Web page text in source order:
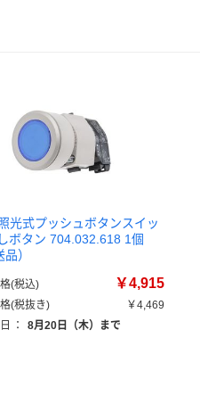
光式プッシュボタンスイッ
ボタン 704.032.618 1個
品）
(税込) ￥4,915
(税抜き)
￥4,469
： 8月20日（木）まで